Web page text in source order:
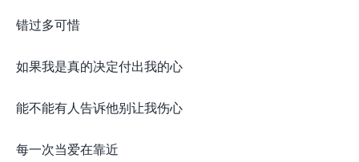
错过多可惜
如果我是真的决定付出我的心
能不能有人告诉他别让我伤心
每一次当爱在靠近